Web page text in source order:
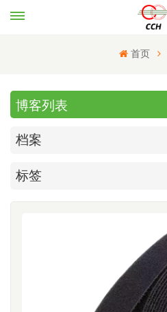
首页
博客列表
档案
标签